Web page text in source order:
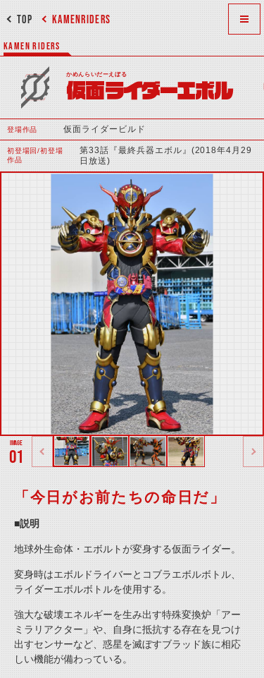
KAMENRIDERS
TOP
KAMEN RIDERS
かめんらいだーえぼる
仮面ライダーエボル
登場作品 仮面ライダービルド
初登場回/初登場
作品
第33話『最終兵器エボル』(2018年4月29
日放送)
01
「今日がお前たちの命日だ」
■説明
地球外生命体・エボルトが変身する仮面ライダー。
変身時はエボルドライバーとコブラエボルボトル、
ライダーエボルボトルを使用する。
強大な破壊エネルギーを生み出す特殊変換炉「アー
ミラリアクター」や、自身に抵抗する存在を見つけ
出すセンサーなど、惑星を滅ぼすブラッド族に相応
しい機能が備わっている。